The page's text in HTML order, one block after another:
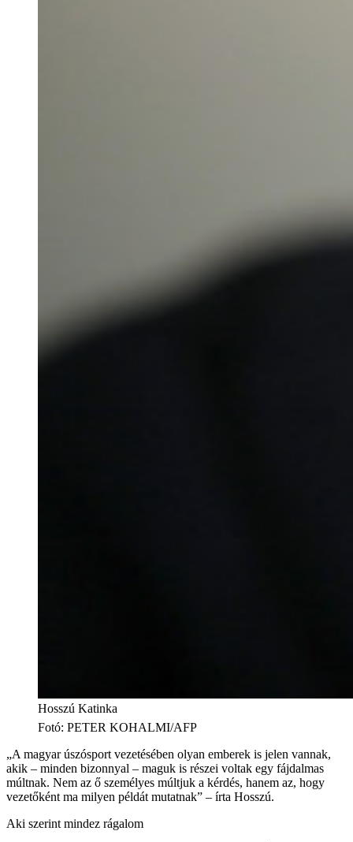
Hosszú Katinka
Fotó: PETER KOHALMI/AFP
„A magyar úszósport vezetésében olyan emberek is jelen vannak,
akik – minden bizonnyal – maguk is részei voltak egy fájdalmas
múltnak. Nem az ő személyes múltjuk a kérdés, hanem az, hogy
vezetőként ma milyen példát mutatnak” – írta Hosszú.
Aki szerint mindez rágalom